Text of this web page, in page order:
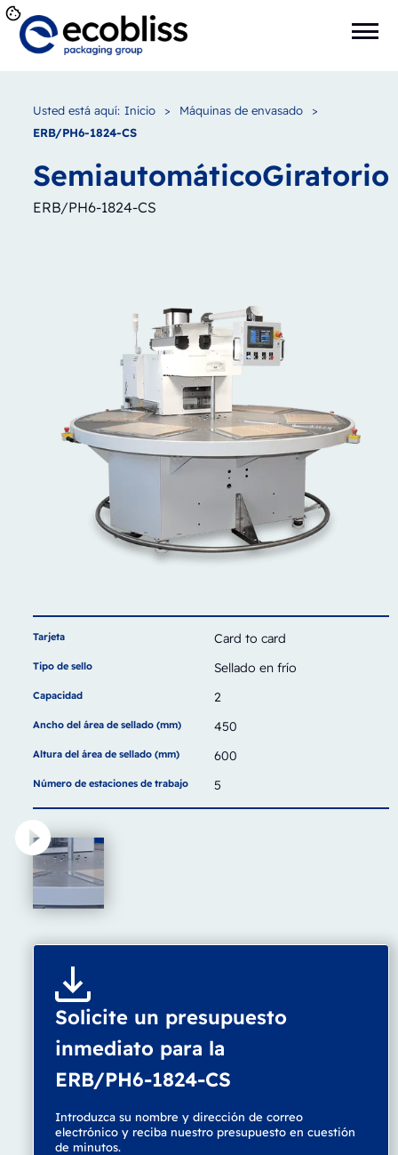
Usted está aquí: Inicio > Máquinas de envasado
>
ERB/PH6-1824-CS
SemiautomáticoGiratorio
ERB/PH6-1824-CS
Tarjeta Card to card
Tipo de sello Sellado en frío
Capacidad 2
Ancho del área de sellado (mm) 450
Altura del área de sellado (mm) 600
Número de estaciones de trabajo 5
Solicite un presupuesto
inmediato para la
ERB/PH6-1824-CS
Introduzca su nombre y dirección de correo
electrónico y reciba nuestro presupuesto en cuestión
de minutos.